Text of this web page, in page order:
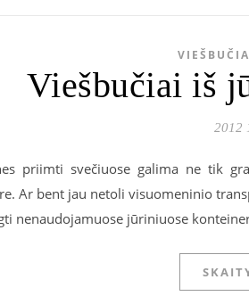
Viešbučiai iš
2012
priimti svečiuose galima ne tik
Ar bent jau netoli visuomeninio
nenaudojamuose jūriniuose